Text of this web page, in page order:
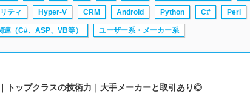
ティ Hyper-V CRM Android Python C# Perl
連（C#、ASP、VB等） ユーザー系・メーカー系
トップクラスの技術力｜大手メーカーと取引あり◎